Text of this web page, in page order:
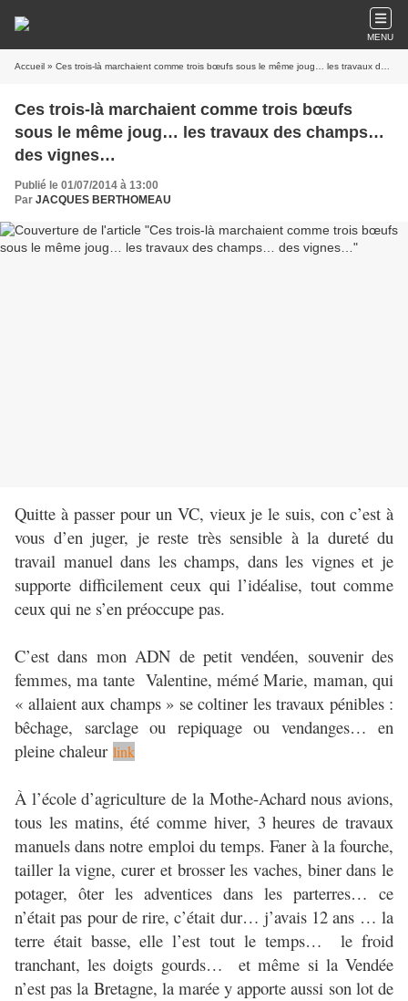
MENU
Accueil » Ces trois-là marchaient comme trois bœufs sous le même joug… les travaux des champs… des vignes…
Ces trois-là marchaient comme trois bœufs
sous le même joug… les travaux des champs…
des vignes…
Publié le 01/07/2014 à 13:00
Par JACQUES BERTHOMEAU
Quitte à passer pour un VC, vieux je le suis, con c’est à
vous d’en juger, je reste très sensible à la dureté du
travail manuel dans les champs, dans les vignes et je
supporte difficilement ceux qui l’idéalise, tout comme
ceux qui ne s’en préoccupe pas.
C’est dans mon ADN de petit vendéen, souvenir des
femmes, ma tante Valentine, mémé Marie, maman, qui
« allaient aux champs » se coltiner les travaux pénibles :
bêchage, sarclage ou repiquage ou vendanges… en
pleine chaleur link
À l’école d’agriculture de la Mothe-Achard nous avions,
tous les matins, été comme hiver, 3 heures de travaux
manuels dans notre emploi du temps. Faner à la fourche,
tailler la vigne, curer et brosser les vaches, biner dans le
potager, ôter les adventices dans les parterres… ce
n’était pas pour de rire, c’était dur… j’avais 12 ans … la
terre était basse, elle l’est tout le temps… le froid
tranchant, les doigts gourds… et même si la Vendée
n’est pas la Bretagne, la marée y apporte aussi son lot de